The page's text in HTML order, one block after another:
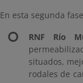
En esta segunda
RNF Río
situados,
rodales de